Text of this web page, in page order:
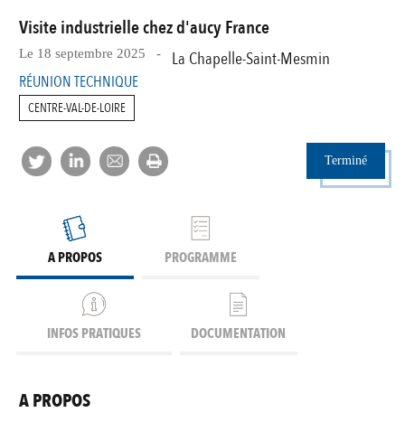
Visite industrielle chez d'aucy France
Le 18 septembre 2025 - La Chapelle-Saint-Mesmin
RÉUNION TECHNIQUE
CENTRE-VAL-DE-LOIRE
Terminé
A PROPOS PROGRAMME
INFOS PRATIQUES DOCUMENTATION
A PROPOS